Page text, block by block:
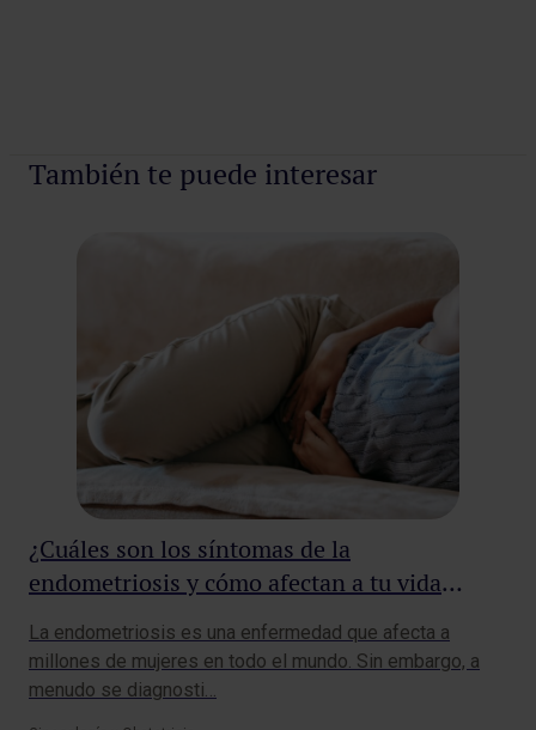
Pedir cita
También te puede interesar
¿Cuáles son los síntomas de la
endometriosis y cómo afectan a tu vida
La endometriosis es una enfermedad que afecta a
millones de mujeres en todo el mundo. Sin embargo, a
menudo se diagnosti…